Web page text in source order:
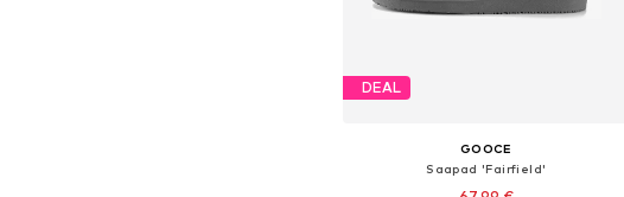
DEAL
GOOCE
Saapad 'Fairfield'